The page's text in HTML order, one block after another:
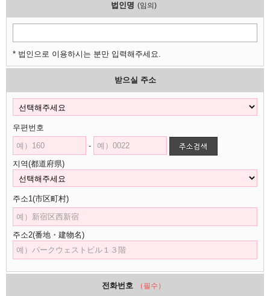
법인명 (임의)
* 법인으로 이용하시는 분만 입력해주세요.
받으실 주소
우편번호
-
지역(都道府県)
주소1(市区町村)
주소2(番地・建物名)
전화번호 （필수）